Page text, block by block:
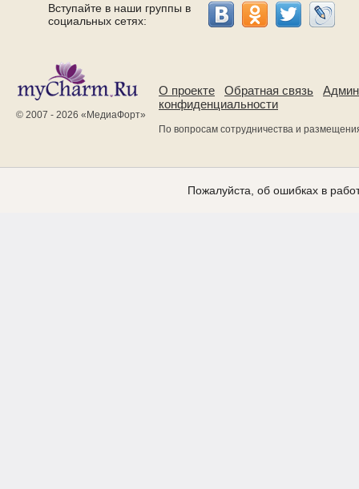
Вступайте в наши группы в
социальных сетях:
© 2007 - 2026 « МедиаФорт»
О проекте Обратная связь
конфиденциальности
По вопросам сотрудничества и
Пожалуйста, об ошибках в